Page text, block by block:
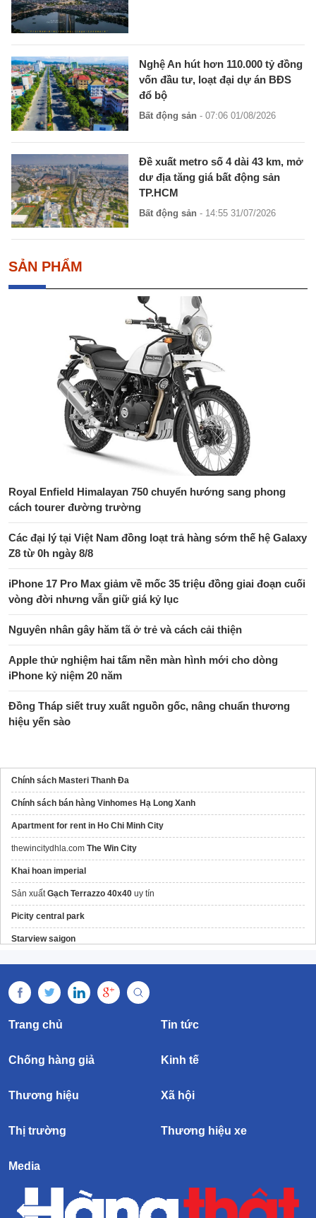
Nghệ An hút hơn 110.000 tỷ đồng
vốn đầu tư, loạt đại dự án BĐS
đổ bộ
Bất động sản - 07:06 01/08/2026
Đề xuất metro số 4 dài 43 km, mở
dư địa tăng giá bất động sản
TP.HCM
Bất động sản - 14:55 31/07/2026
SẢN PHẨM
Royal Enfield Himalayan 750 chuyển hướng sang phong
cách tourer đường trường
Các đại lý tại Việt Nam đồng loạt trả hàng sớm thế hệ Galaxy
Z8 từ 0h ngày 8/8
iPhone 17 Pro Max giảm về mốc 35 triệu đồng giai đoạn cuối
vòng đời nhưng vẫn giữ giá kỷ lục
Nguyên nhân gây hăm tã ở trẻ và cách cải thiện
Apple thử nghiệm hai tấm nền màn hình mới cho dòng
iPhone kỷ niệm 20 năm
Đồng Tháp siết truy xuất nguồn gốc, nâng chuẩn thương
hiệu yến sào
Chính sách Masteri Thanh Đa
Chính sách bán hàng Vinhomes Hạ Long Xanh
Apartment for rent in Ho Chi Minh City
thewincitydhla.com The Win City
Khai hoan imperial
Sản xuấtGạch Terrazzo 40x40 uy tín
Picity central park
Starview saigon
Nắp ga bền đẹpGọi ngay biết giá
Trang chủ Tin tức
Chống hàng giả Kinh tế
Thương hiệu Xã hội
Thị trường Thương hiệu xe
Media